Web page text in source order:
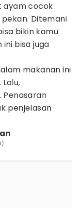
ayam cocok
Ditemani
bikin kamu
bisa juga
makanan ini
Penasaran
penjelasan